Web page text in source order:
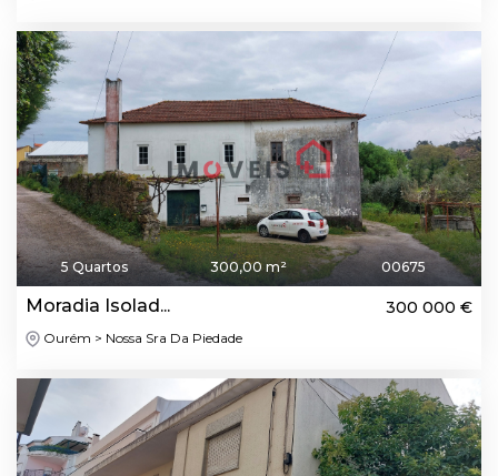
5 Quartos 300,00 m² 00675
Moradia Isolad... 300 000 €
Ourém > Nossa Sra Da Piedade